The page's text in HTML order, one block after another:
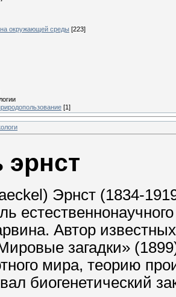
окружающей среды [223]
[1]
эрнст
Эрнст (1834-
Автор
загадки»
мира, теорию
биогенетический